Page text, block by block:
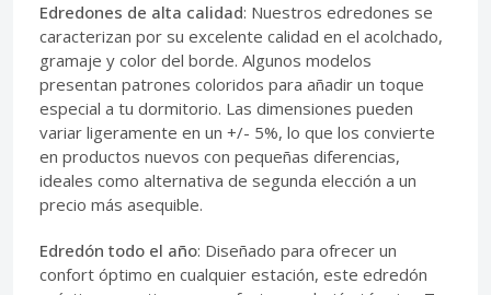
Edredones de alta calidad: Nuestros edredones se
caracterizan por su excelente calidad en el acolchado,
gramaje y color del borde. Algunos modelos
presentan patrones coloridos para añadir un toque
especial a tu dormitorio. Las dimensiones pueden
variar ligeramente en un +/- 5%, lo que los convierte
en productos nuevos con pequeñas diferencias,
ideales como alternativa de segunda elección a un
precio más asequible.
Edredón todo el año: Diseñado para ofrecer un
confort óptimo en cualquier estación, este edredón